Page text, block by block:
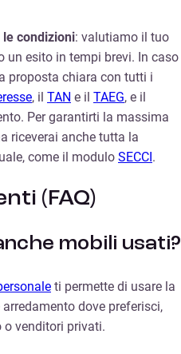
condizioni: valutiamo il tuo
un esito in tempi brevi. In caso
proposta chiara con tutti i
, il TAN e il TAEG, e il
Per garantirti la massima
riceverai anche tutta la
come il modulo SECCI .
(FAQ)
mobili usati?
ti permette di usare la
dove preferisci,
o venditori privati.